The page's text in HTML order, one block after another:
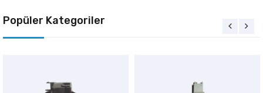
Popüler Kategoriler